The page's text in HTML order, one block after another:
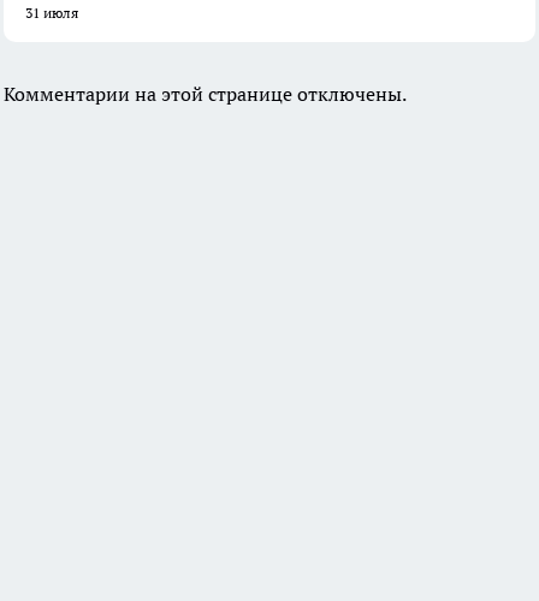
31 июля
Комментарии на этой странице отключены.